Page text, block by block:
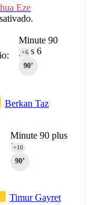
Eze
Minute 90
plus 6
90‎’‎
+6
Berkan Taz
Minute 90 plus
10
90‎’‎
+10
Timur Gayret